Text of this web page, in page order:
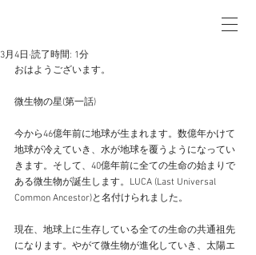
3月4日 読了時間: 1分
おはようございます。
微生物の星(第一話)
今から46億年前に地球が生まれます。数億年かけて
地球が冷えていき、水が地球を覆うようになってい
きます。そして、40億年前に全ての生命の始まりで
ある微生物が誕生します。LUCA (Last Universal
Common Ancestor)と名付けられました。
現在、地球上に生存している全ての生命の共通祖先
になります。やがて微生物が進化していき、太陽エ